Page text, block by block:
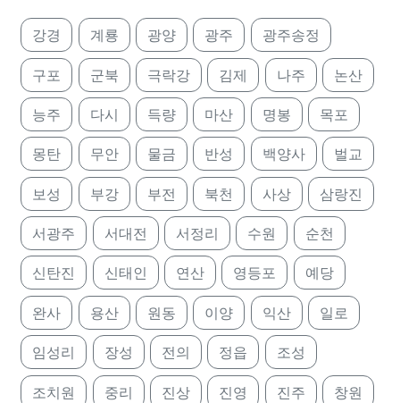
강경 계룡 광양 광주 광주송정
구포 군북 극락강 김제 나주 논산
능주 다시 득량 마산 명봉 목포
몽탄 무안 물금 반성 백양사 벌교
보성 부강 부전 북천 사상 삼랑진
서광주 서대전 서정리 수원 순천
신탄진 신태인 연산 영등포 예당
완사 용산 원동 이양 익산 일로
임성리 장성 전의 정읍 조성
조치원 중리 진상 진영 진주 창원